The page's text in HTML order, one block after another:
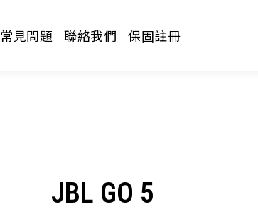
常見問題 聯絡我們 保固註冊
JBL GO 5